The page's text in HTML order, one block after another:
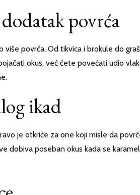
povrća
povrća. Od tikvica i brokule do
okus, već ćete povećati udio
ikad
je otkriće za one koji misle da
dobiva poseban okus kada se